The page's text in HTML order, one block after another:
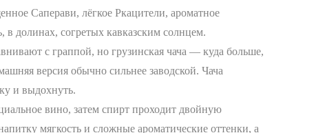
Саперави, лёгкое Ркацители, ароматное
в долинах, согретых кавказским солнцем.
с граппой, но грузинская чача — куда больше,
версия обычно сильнее заводской. Чача
и выдохнуть.
вино, затем спирт проходит двойную
мягкость и сложные ароматические оттенки, а